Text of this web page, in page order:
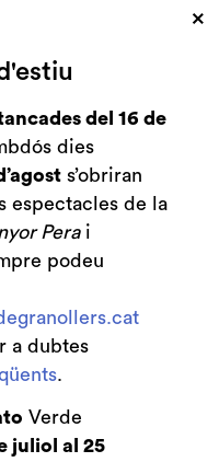
Les
de
20:30
del 16 de
dies
s’obriran
espectacles de la
Perai
podeu
a dubtes
.
Verde
juliol al 25
×